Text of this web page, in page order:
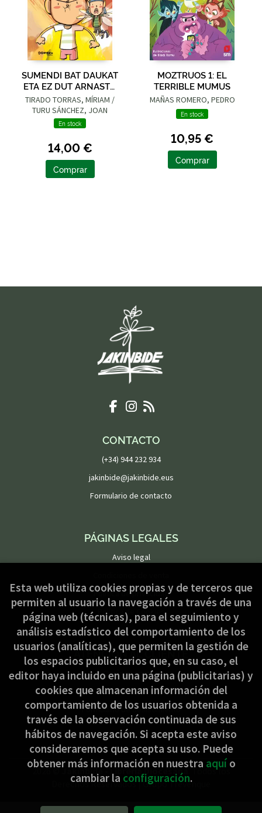
SUMENDI BAT DAUKAT
ETA EZ DUT ARNASTU
NAHI
TIRADO TORRAS, MÍRIAM /
TURU SÁNCHEZ, JOAN
En stock
14,00 €
Comprar
MOZTRUOS 1: EL
TERRIBLE MUMUS
MAÑAS ROMERO, PEDRO
En stock
10,95 €
Comprar
CONTACTO
(+34) 944 232 934
jakinbide@jakinbide.eus
Formulario de contacto
PÁGINAS LEGALES
Aviso legal
Política de privacidad
Política de Cookies
ATENCIÓN AL CLIENTE
Quiénes somos
Pedidos especiales
Formulario de desistimiento
2026 ©Jakinbide - Librería Diocesana . Todos los
Derechos Reservados |Grupo Trevenque
Esta web utiliza cookies propias y de terceros que
permiten al usuario la navegación a través de una
página web (técnicas), para el seguimiento y
análisis estadístico del comportamiento de los
usuarios (analíticas), que permiten la gestión de
los espacios publicitarios que, en su caso, el
editor haya incluido en una página (publicitarias) y
cookies que almacenan información del
comportamiento de los usuarios obtenida a
través de la observación continuada de sus
hábitos de navegación. Si acepta este aviso
consideraremos que acepta su uso. Puede
obtener más información en nuestra aquío
cambiar la configuración.